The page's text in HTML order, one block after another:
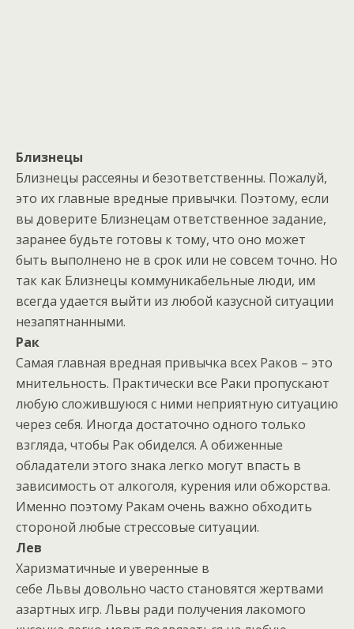
Близнецы
Близнецы рассеяны и безответственны. Пожалуй,
это их главные вредные привычки. Поэтому, если
вы доверите Близнецам ответственное задание,
заранее будьте готовы к тому, что оно может
быть выполнено не в срок или не совсем точно. Но
так как Близнецы коммуникабельные люди, им
всегда удается выйти из любой казусной ситуации
незапятнанными.
Рак
Самая главная вредная привычка всех Раков – это
мнительность. Практически все Раки пропускают
любую сложившуюся с ними неприятную ситуацию
через себя. Иногда достаточно одного только
взгляда, чтобы Рак обиделся. А обиженные
обладатели этого знака легко могут впасть в
зависимость от алкоголя, курения или обжорства.
Именно поэтому Ракам очень важно обходить
стороной любые стрессовые ситуации.
Лев
Харизматичные и уверенные в
себе Львы довольно часто становятся жертвами
азартных игр. Львы ради получения лакомого